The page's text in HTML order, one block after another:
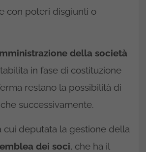
con poteri disgiunti o
della società
in fase di costituzione
restano la possibilità di
successivamente.
cui deputata la gestione della
dei soci, che ha il